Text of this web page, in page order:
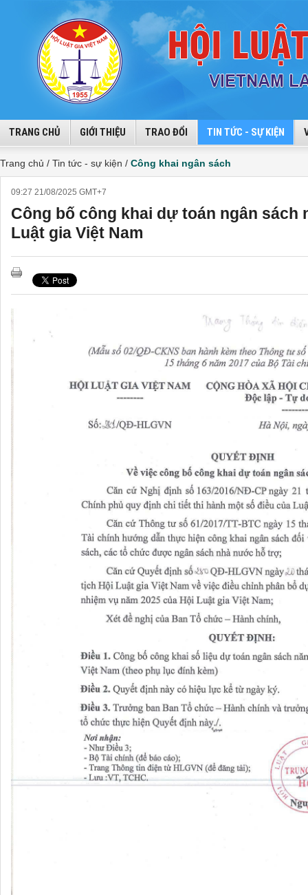
TRANG CHỦ GIỚI THIỆU TRAO ĐỔI TIN TỨC - SỰ KIỆN
Trang chủ / Tin tức - sự kiện / Công khai ngân sách
09:27 21/08/2025 GMT+7
Công bố công khai dự toán ngân sách
Luật gia Việt Nam